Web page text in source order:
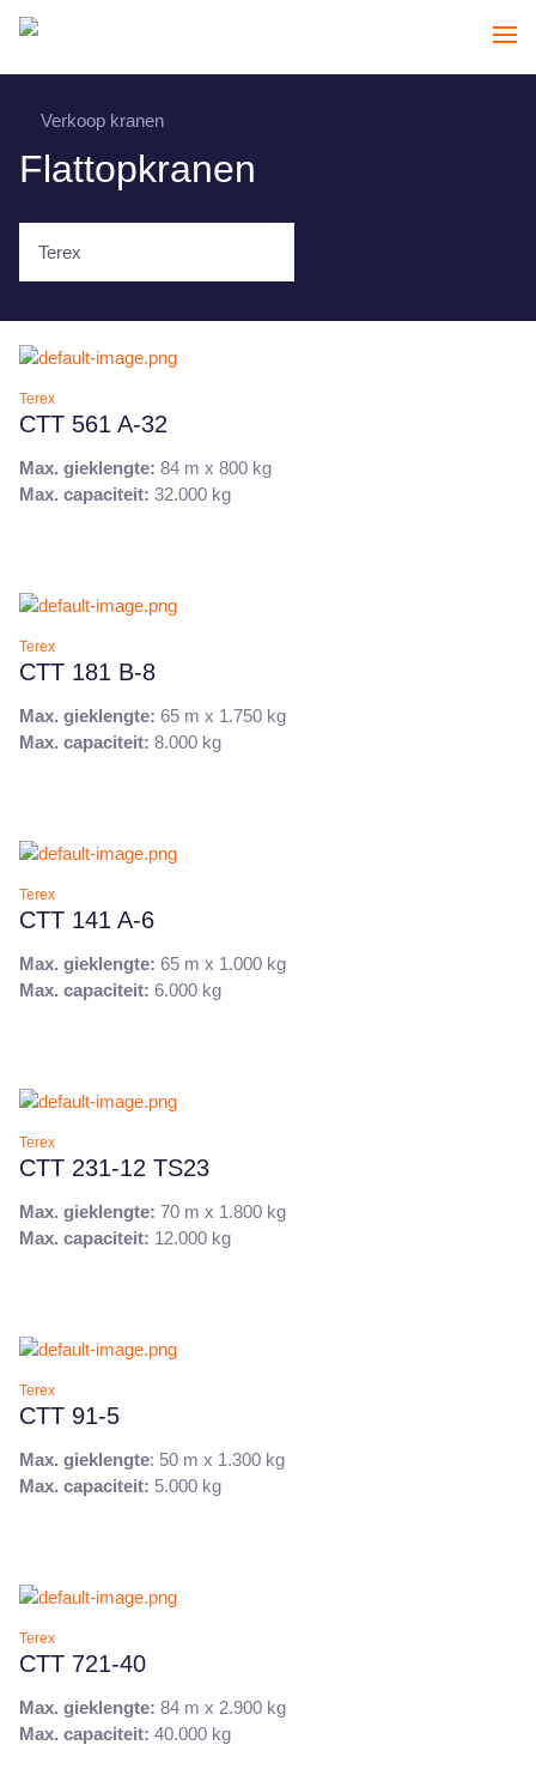
Verkoop kranen
Flattopkranen
Terex
Terex
CTT 561 A-32
Max. gieklengte: 84 m x 800 kg
Max. capaciteit: 32.000 kg
Terex
CTT 181 B-8
Max. gieklengte: 65 m x 1.750 kg
Max. capaciteit: 8.000 kg
Terex
CTT 141 A-6
Max. gieklengte: 65 m x 1.000 kg
Max. capaciteit: 6.000 kg
Terex
CTT 231-12 TS23
Max. gieklengte: 70 m x 1.800 kg
Max. capaciteit: 12.000 kg
Terex
CTT 91-5
Max. gieklengte: 50 m x 1.300 kg
Max. capaciteit: 5.000 kg
Terex
CTT 721-40
Max. gieklengte: 84 m x 2.900 kg
Max. capaciteit: 40.000 kg